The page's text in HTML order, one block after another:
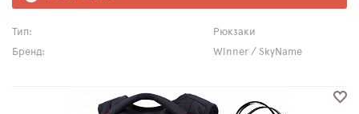
Тип:
Рюкзаки
Бренд:
Winner / SkyName